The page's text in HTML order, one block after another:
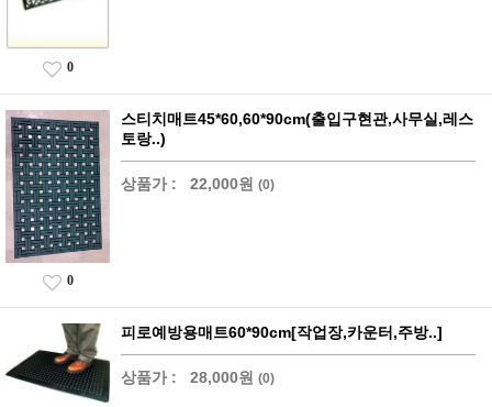
0
스티치매트45*60,60*90cm(출입구현관,사무실,레스
토랑..)
상품가 : 22,000원 (0)
0
피로예방용매트60*90cm[작업장,카운터,주방..]
상품가 : 28,000원 (0)